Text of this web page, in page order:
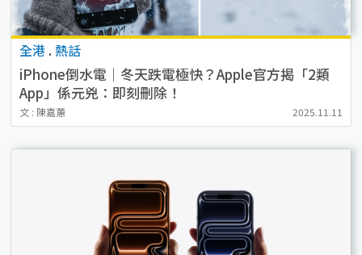
全港 . 熱話
iPhone倒水電｜冬天跌電極快？Apple官方揭「2類
App」係元兇：即刻刪除！
文 : 陳嘉蕙 2025.11.11